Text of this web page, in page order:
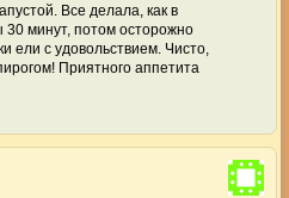
Все делала, как в
30 минут, потом осторожно
ели с удовольствием. Чисто,
Приятного аппетита